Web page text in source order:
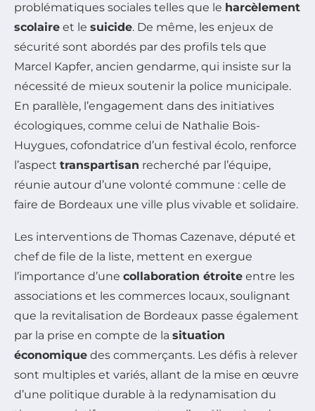
problématiques sociales telles que le harcèlement
scolaire et le suicide. De même, les enjeux de
sécurité sont abordés par des profils tels que
Marcel Kapfer, ancien gendarme, qui insiste sur la
nécessité de mieux soutenir la police municipale.
En parallèle, l’engagement dans des initiatives
écologiques, comme celui de Nathalie Bois-
Huygues, cofondatrice d’un festival écolo, renforce
l’aspect transpartisan recherché par l’équipe,
réunie autour d’une volonté commune : celle de
faire de Bordeaux une ville plus vivable et solidaire.
Les interventions de Thomas Cazenave, député et
chef de file de la liste, mettent en exergue
l’importance d’une collaboration étroite entre les
associations et les commerces locaux, soulignant
que la revitalisation de Bordeaux passe également
par la prise en compte de la situation
économique des commerçants. Les défis à relever
sont multiples et variés, allant de la mise en œuvre
d’une politique durable à la redynamisation du